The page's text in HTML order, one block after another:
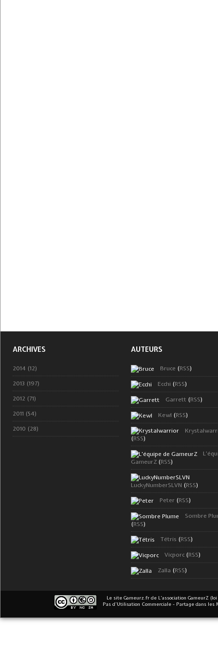
ARCHIVES
2014 (12)
2013 (197)
2012 (71)
2011 (54)
2010 (28)
AUTEURS
Bruce (RSS)
Ecchi (RSS)
Garrett (RSS)
Kewl (RSS)
(RSS)
GameurZ (RSS)
LuckyNumberSLVN (RSS)
Peter (RSS)
Sombre
(RSS)
Tétris (RSS)
Vicporc (RSS)
Zalla (RSS)
Le site Gameurz.fr de L'association GameurZ (loi
Pas d’Utilisation Commerciale - Partage dans